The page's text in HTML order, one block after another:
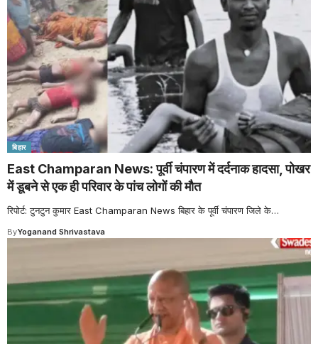
बिहार
East Champaran News: पूर्वी चंपारण में दर्दनाक हादसा, पोखर
में डूबने से एक ही परिवार के पांच लोगों की मौत
रिपोर्ट: टुनटुन कुमार East Champaran News बिहार के पूर्वी चंपारण जिले के…
ByYoganand Shrivastava